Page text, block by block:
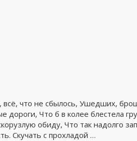
что не сбылось, Ушедших,
дороги, Что б в колее блестела
обиду, Что так надолго
Скучать с прохладой …